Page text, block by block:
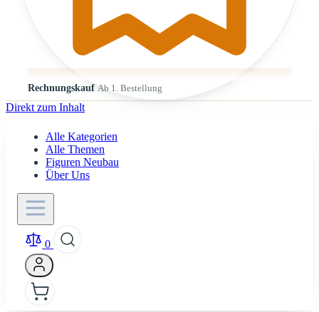
Rechnungskauf Ab 1. Bestellung
Direkt zum Inhalt
Alle Kategorien
Alle Themen
Figuren Neubau
Über Uns
0